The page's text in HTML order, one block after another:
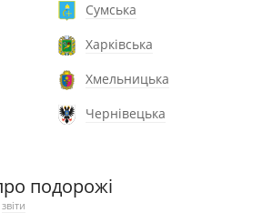
Сумська
Харківська
Хмельницька
Чернівецька
подорожі
звіти